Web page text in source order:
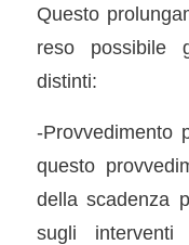
Questo
reso possibile
distinti:
-Provvedimento
questo
della scadenza
sugli interventi